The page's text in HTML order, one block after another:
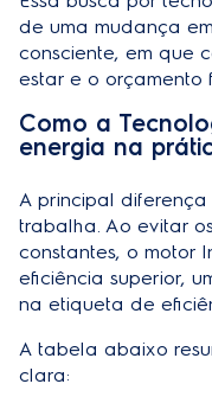
de uma mudança
consciente, em que
estar e o orçamento
Como a
energia na
A principal
trabalha. Ao evitar
constantes, o motor
eficiência superior,
na etiqueta de
A tabela abaixo
clara: